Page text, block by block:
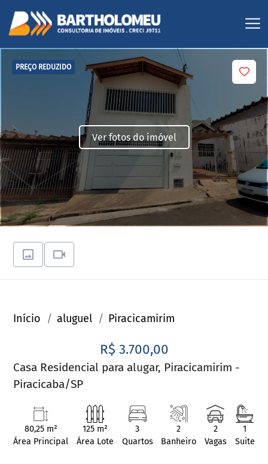
PREÇO REDUZIDO
Ver fotos do imóvel
Início aluguel Piracicamirim
R$ 3.700,00
Casa Residencial para alugar, Piracicamirim -
Piracicaba/SP
80,25 m²
Área Principal
125 m²
Área Lote
3
Quartos
2
Banheiro
2
Vagas
1
Suite